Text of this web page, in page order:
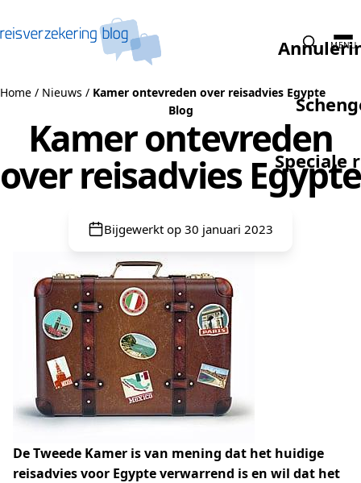
Speciale
MENU
Home / Nieuws / Kamer ontevreden over reisadvies Egypte
Blog
Kamer ontevreden
over reisadvies Egypte
Bijgewerkt op 30 januari 2023
De Tweede Kamer is van mening dat het huidige
reisadvies voor Egypte verwarrend is en wil dat het